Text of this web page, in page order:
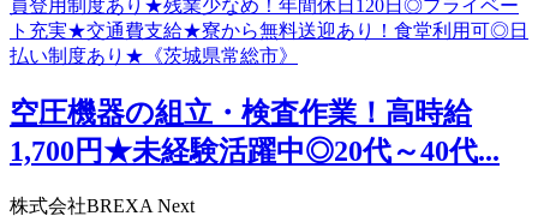
空圧機器の組立・検査作業！高時給
1,700円★未経験活躍中◎20代～40代...
株式会社BREXA Next